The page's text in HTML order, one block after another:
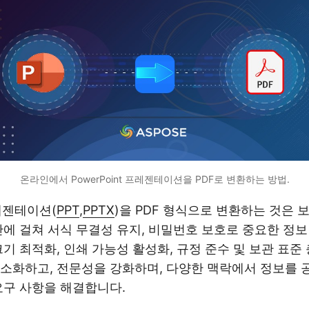
온라인에서 PowerPoint 프레젠테이션을 PDF로 변환하는 방법.
테이션(PPT,PPTX)을 PDF 형식으로 변환하는 것은
걸쳐 서식 무결성 유지, 비밀번호 보호로 중요한 정
최적화, 인쇄 가능성 활성화, 규정 준수 및 보관 표준
화하고, 전문성을 강화하며, 다양한 맥락에서 정보를
사항을 해결합니다.